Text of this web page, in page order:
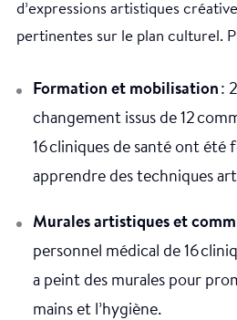
d’expressions artistiques
pertinentes sur le plan culturel.
Formation et mobilisation :
changement issus de 12
16 cliniques de santé ont été
apprendre des techniques
Murales artistiques et
personnel médical de 16
a peint des murales pour
mains et l’hygiène.